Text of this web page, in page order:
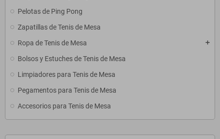
Pelotas de Ping Pong
Zapatillas de Tenis de Mesa
Ropa de Tenis de Mesa
add
Bolsos y Estuches de Tenis de Mesa
Limpiadores para Tenis de Mesa
Pegamentos para Tenis de Mesa
Accesorios para Tenis de Mesa